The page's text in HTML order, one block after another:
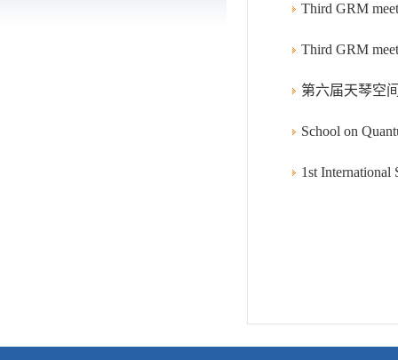
Third GRM
Third GRM
第六届天琴空
School on
1st International